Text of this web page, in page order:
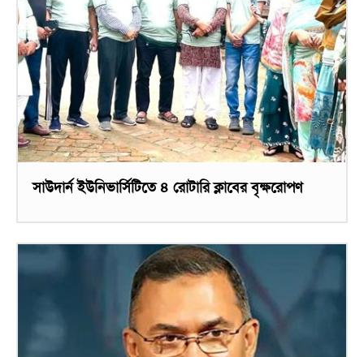
সাউদার্ন ইউনিভার্সিটিতে ৪ রোটারি ক্লাবের বৃক্ষরোপণ